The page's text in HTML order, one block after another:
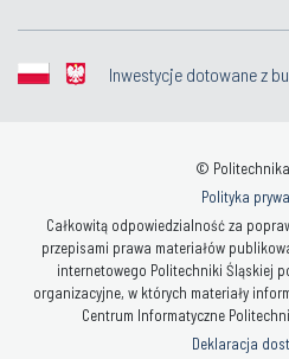
Inwestycje dotowane z
©
Polityka
Całkowitą odpowiedzialność za
przepisami prawa materiałów
internetowego Politechniki Śląskiej
organizacyjne, w których materiały
Centrum Informatyczne
Deklaracja